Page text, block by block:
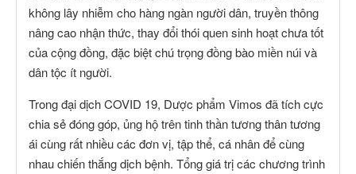
không lây nhiễm cho hàng ngàn người dân, truyền thông
nâng cao nhận thức, thay đổi thói quen sinh hoạt chưa tốt
của cộng đồng, đặc biệt chú trọng đồng bào miền núi và
dân tộc ít người.
Trong đại dịch COVID 19, Dược phẩm Vimos đã tích cực
chia sẻ đóng góp, ủng hộ trên tinh thần tương thân tương
ái cùng rất nhiều các đơn vị, tập thể, cá nhân để cùng
nhau chiến thắng dịch bệnh. Tổng giá trị các chương trình